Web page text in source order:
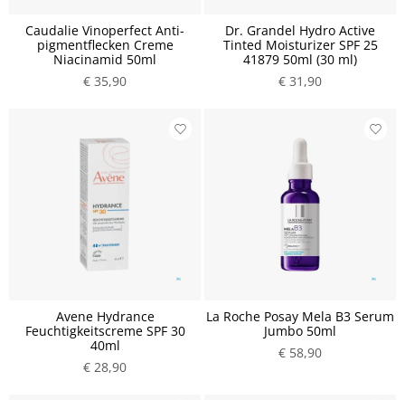
Caudalie Vinoperfect Anti-
pigmentflecken Creme
Niacinamid 50ml
€ 35,90
Dr. Grandel Hydro Active
Tinted Moisturizer SPF 25
41879 50ml (30 ml)
€ 31,90
Avene Hydrance
Feuchtigkeitscreme SPF 30
40ml
€ 28,90
La Roche Posay Mela B3 Serum
Jumbo 50ml
€ 58,90